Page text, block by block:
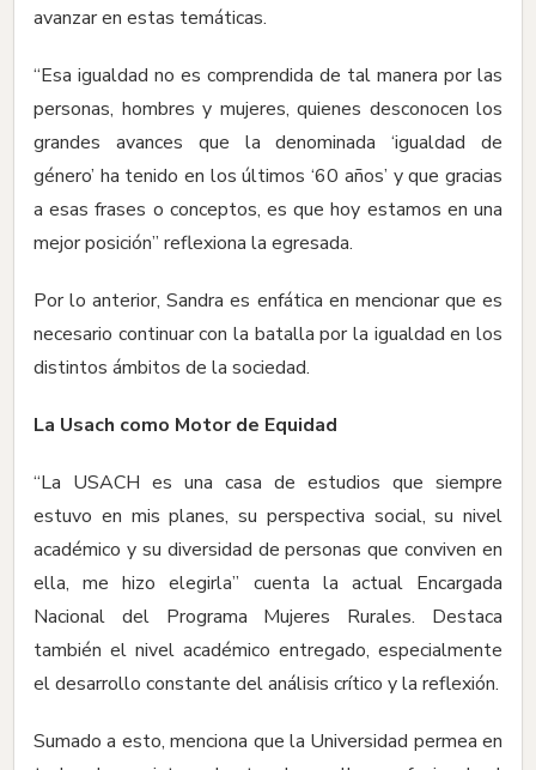
avanzar en estas temáticas.
“Esa igualdad no es comprendida de tal manera por las
personas, hombres y mujeres, quienes desconocen los
grandes avances que la denominada ‘igualdad de
género’ ha tenido en los últimos ‘60 años’ y que gracias
a esas frases o conceptos, es que hoy estamos en una
mejor posición” reflexiona la egresada.
Por lo anterior, Sandra es enfática en mencionar que es
necesario continuar con la batalla por la igualdad en los
distintos ámbitos de la sociedad.
La Usach como Motor de Equidad
“La USACH es una casa de estudios que siempre
estuvo en mis planes, su perspectiva social, su nivel
académico y su diversidad de personas que conviven en
ella, me hizo elegirla” cuenta la actual Encargada
Nacional del Programa Mujeres Rurales. Destaca
también el nivel académico entregado, especialmente
el desarrollo constante del análisis crítico y la reflexión.
Sumado a esto, menciona que la Universidad permea en